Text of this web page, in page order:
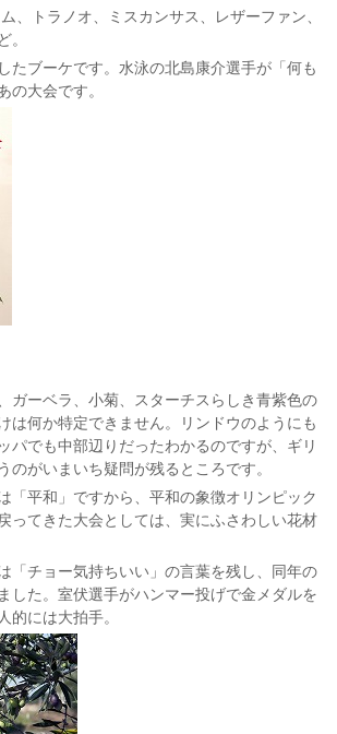
、トラノオ、ミスカンサス、レザーファン、
たブーケです。水泳の北島康介選手が「何も
の大会です。
ガーベラ、小菊、スターチスらしき青紫色の
は何か特定できません。リンドウのようにも
パでも中部辺りだったわかるのですが、ギリ
のがいまいち疑問が残るところです。
「平和」ですから、平和の象徴オリンピック
ってきた大会としては、実にふさわしい花材
「チョー気持ちいい」の言葉を残し、同年の
した。室伏選手がハンマー投げで金メダルを
的には大拍手。